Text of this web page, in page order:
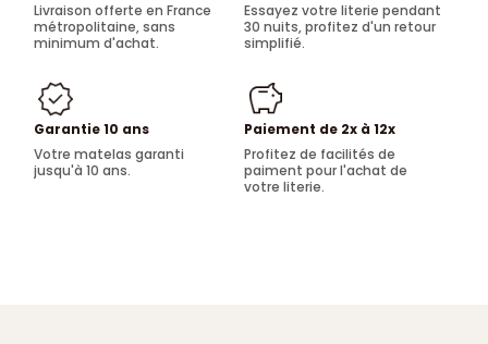
Livraison offerte en France
métropolitaine, sans
minimum d'achat.
Essayez votre literie pendant
30 nuits, profitez d'un retour
simplifié.
Garantie 10 ans
Votre matelas garanti
jusqu'à 10 ans.
Paiement de 2x à 12x
Profitez de facilités de
paiment pour l'achat de
votre literie.